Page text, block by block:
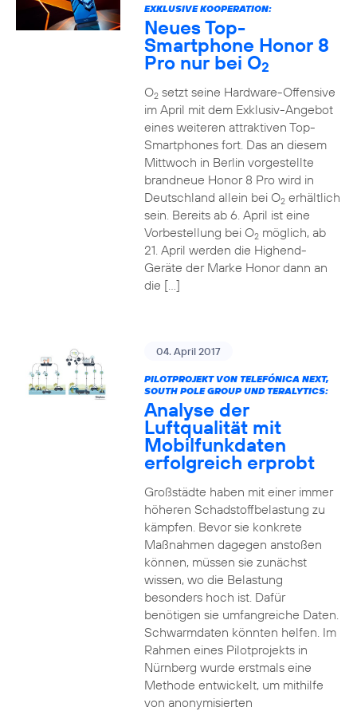
EXKLUSIVE KOOPERATION:
Neues Top-
Smartphone Honor 8
Pro nur bei O2
O2setzt seine Hardware-Offensive
im April mit dem Exklusiv-Angebot
eines weiteren attraktiven Top-
Smartphones fort. Das an diesem
Mittwoch in Berlin vorgestellte
brandneue Honor 8 Pro wird in
Deutschland allein bei O2erhältlich
sein. Bereits ab 6. April ist eine
Vorbestellung bei O2möglich, ab
21. April werden die Highend-
Geräte der Marke Honor dann an
die […]
04. April 2017
PILOTPROJEKT VON TELEFÓNICA NEXT,
SOUTH POLE GROUP UND TERALYTICS:
Analyse der
Luftqualität mit
Mobilfunkdaten
erfolgreich erprobt
Großstädte haben mit einer immer
höheren Schadstoffbelastung zu
kämpfen. Bevor sie konkrete
Maßnahmen dagegen anstoßen
können, müssen sie zunächst
wissen, wo die Belastung
besonders hoch ist. Dafür
benötigen sie umfangreiche Daten.
Schwarmdaten könnten helfen. Im
Rahmen eines Pilotprojekts in
Nürnberg wurde erstmals eine
Methode entwickelt, um mithilfe
von anonymisierten